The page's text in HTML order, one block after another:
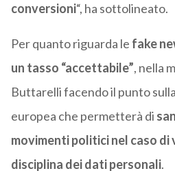
conversioni“, ha sottolineato.
Per quanto riguarda le fake
un tasso “accettabile”, nella
Buttarelli facendo il punto
europea che permetterà di
movimenti politici nel caso di
disciplina dei dati personali.